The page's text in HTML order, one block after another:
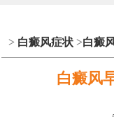
> 白癜风症状 >白癜
白癜风